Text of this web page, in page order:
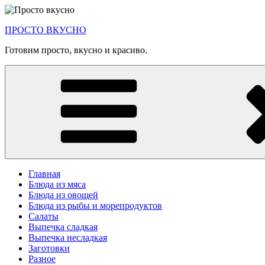
Перейти
содержимому
ПРОСТО ВКУСНО
Готовим просто, вкусно и красиво.
Главная
Блюда из мяса
Блюда из овощей
Блюда из рыбы и морепродуктов
Салаты
Выпечка сладкая
Выпечка несладкая
Заготовки
Разное